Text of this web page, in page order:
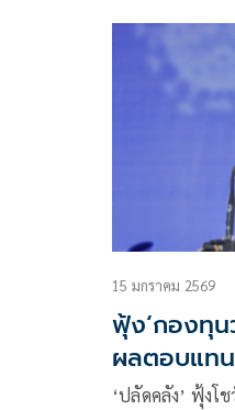
15 มกราคม 2569
ฟุ้ง‘กองทุ
ผลตอบแท
‘ปลัดคลัง’ ฟุ้งโ